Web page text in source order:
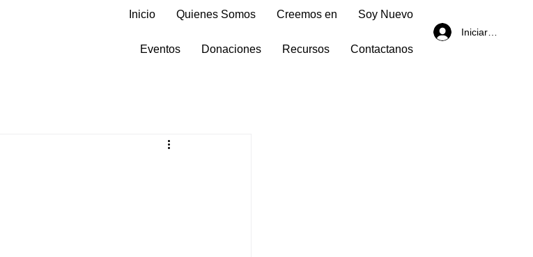
Inicio Quienes Somos Creemos en Soy Nuevo
Eventos Donaciones Recursos Contactanos
Iniciar sesión